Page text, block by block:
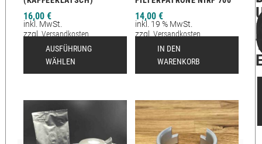
16,00 €
inkl. MwSt.
zzgl.Versandkosten
Lieferzeit:2-12 Tage
AUSFÜHRUNG
WÄHLEN
14,00€
inkl. 19 % MwSt.
zzgl.Versandkosten
IN DEN
WARENKORB